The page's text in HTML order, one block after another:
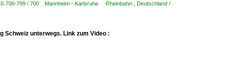
700-799 / 700 Mannheim – Karlsruhe ·Rheinbahn· Deutschland /
Schweiz unterwegs. Link zum Video :